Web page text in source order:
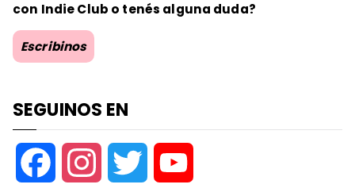
con Indie Club o tenés alguna duda?
Escribinos
SEGUINOS EN